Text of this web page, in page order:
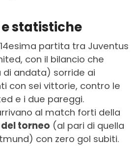
statistiche
partita tra Juventus
con il bilancio che
di andata) sorride ai
con sei vittorie, contro le
e i due pareggi.
al match forti della
torneo (al pari di quella
con zero gol subiti.